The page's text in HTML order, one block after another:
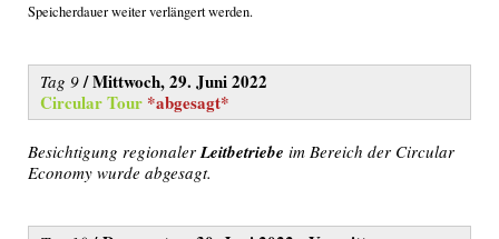
Speicherdauer weiter verlängert werden.
Tag 9/ Mittwoch, 29. Juni 2022
Circular Tour *abgesagt*
Besichtigung regionalerLeitbetriebe im Bereich der Circular
Economy wurde abgesagt.